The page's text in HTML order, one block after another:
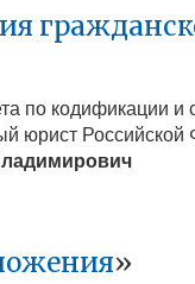
по кодификации
юрист Российской
»